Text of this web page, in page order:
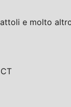
e molto